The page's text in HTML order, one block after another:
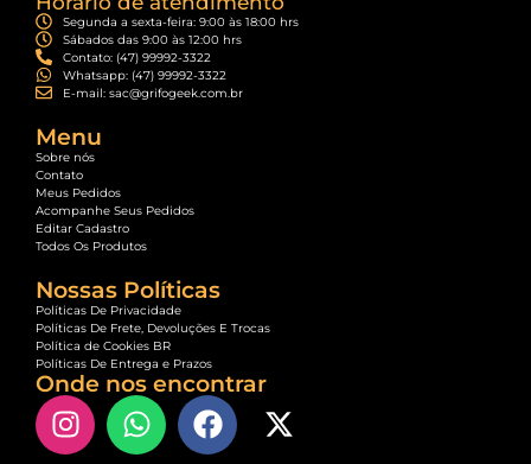
Segunda a sexta-feira: 9:00 às 18:00 hrs
Sábados das 9:00 às 12:00 hrs
Contato: (47) 99992-3322
Whatsapp: (47) 99992-3322
E-mail: sac@grifogeek.com.br
Menu
Sobre nós
Contato
Meus Pedidos
Acompanhe Seus Pedidos
Editar Cadastro
Todos Os Produtos
Nossas Políticas
Políticas De Privacidade
Políticas De Frete, Devoluções E Trocas
Política de Cookies BR
Políticas De Entrega e Prazos
Onde nos encontrar